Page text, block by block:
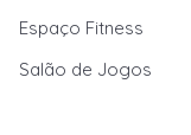
Espaço Fitness
Salão de Jogos